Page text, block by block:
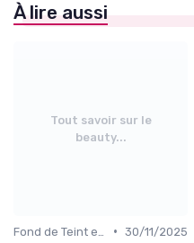
À lire aussi
Tout savoir sur le
beauty...
• 30/11/2025